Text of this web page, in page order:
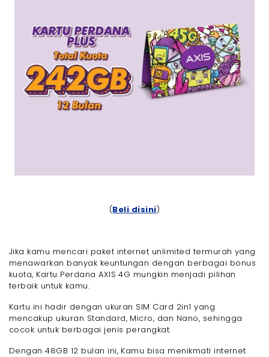
(Beli disini)
Jika kamu mencari paket internet unlimited termurah yang
menawarkan banyak keuntungan dengan berbagai bonus
kuota, Kartu Perdana AXIS 4G mungkin menjadi pilihan
terbaik untuk kamu.
Kartu ini hadir dengan ukuran SIM Card 2in1 yang
mencakup ukuran Standard, Micro, dan Nano, sehingga
cocok untuk berbagai jenis perangkat.
Dengan 48GB 12 bulan ini, Kamu bisa menikmati internet